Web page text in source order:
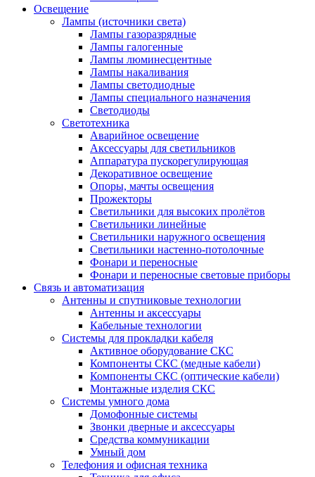
Освещение
Лампы (источники света)
Лампы газоразрядные
Лампы галогенные
Лампы люминесцентные
Лампы накаливания
Лампы светодиодные
Лампы специального назначения
Светодиоды
Светотехника
Аварийное освещение
Аксессуары для светильников
Аппаратура пускорегулирующая
Декоративное освещение
Опоры, мачты освещения
Прожекторы
Светильники для высоких пролётов
Светильники линейные
Светильники наружного освещения
Светильники настенно-потолочные
Фонари и переносные
Фонари и переносные световые приборы
Связь и автоматизация
Антенны и спутниковые технологии
Антенны и аксессуары
Кабельные технологии
Системы для прокладки кабеля
Активное оборудование СКС
Компоненты СКС (медные кабели)
Компоненты СКС (оптические кабели)
Монтажные изделия СКС
Системы умного дома
Домофонные системы
Звонки дверные и аксессуары
Средства коммуникации
Умный дом
Телефония и офисная техника